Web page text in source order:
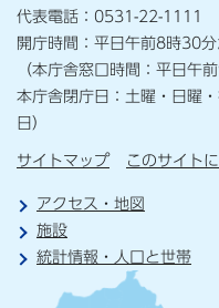
代表電話：0531-22-1111
開庁時間：平日午前8時30
（本庁舎窓口時間：平日午
本庁舎閉庁日：土曜・日曜
日）
サイトマップ このサイト
アクセス・地図
施設
統計情報・人口と世帯